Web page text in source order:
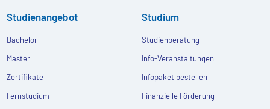
Studienangebot
Bachelor
Master
Zertifikate
Fernstudium
Studium
Studienberatung
Info-Veranstaltungen
Infopaket bestellen
Finanzielle Förderung